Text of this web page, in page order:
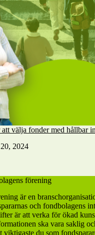
att välja fonder med hållbar
2024
förening
är en
och fondbolagens
är att verka för ökad
ska vara saklig
viktigaste du som